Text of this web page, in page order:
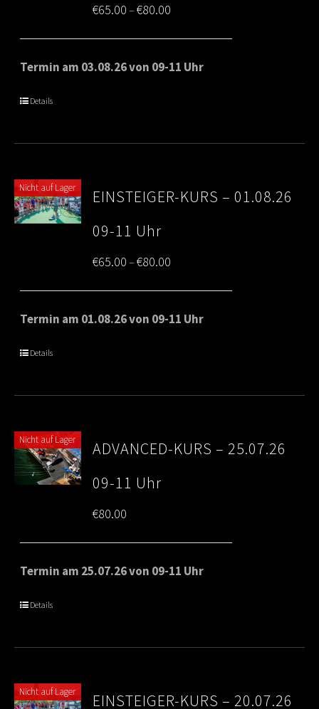
€65.00–€80.00
range:
€65.00
Termin am 03.08.26 von 09-11 Uhr
Details
Nicht auf Lager
EINSTEIGER-KURS – 01.08.26
09-11 Uhr
€65.00–€80.00
range:
€65.00
Termin am 01.08.26 von 09-11 Uhr
Details
Nicht auf Lager
ADVANCED-KURS – 25.07.26
09-11 Uhr
€80.00
Termin am 25.07.26 von 09-11 Uhr
Details
Nicht auf Lager EINSTEIGER-KURS – 20.07.26